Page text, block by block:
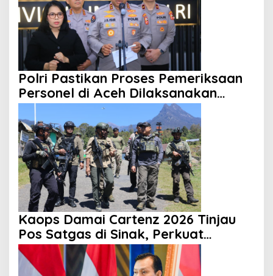
Polri Pastikan Proses Pemeriksaan
Personel di Aceh Dilaksanakan
Secara Profesional dan Transparan
Kaops Damai Cartenz 2026 Tinjau
Pos Satgas di Sinak, Perkuat
Pendekatan Humanis kepada
Masyarakat